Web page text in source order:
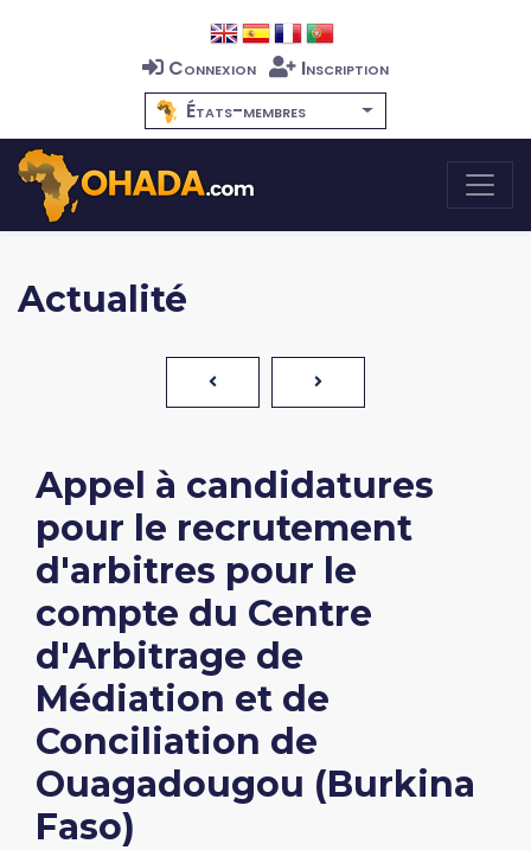
Connexion
Inscription
États-membres
Actualité
Appel à candidatures
pour le recrutement
d'arbitres pour le
compte du Centre
d'Arbitrage de
Médiation et de
Conciliation de
Ouagadougou (Burkina
Faso)